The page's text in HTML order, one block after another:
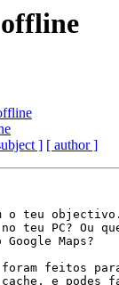
] [ author ]
o teu
teu PC? Ou
Maps?
foram feitos
e podes